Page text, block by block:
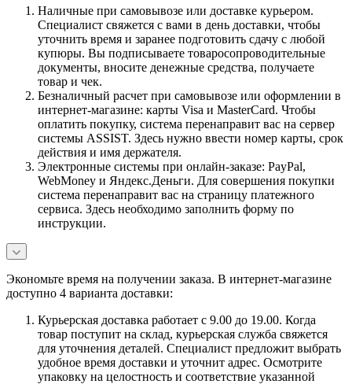
Наличные при самовывозе или доставке курьером.
Специалист свяжется с вами в день доставки, чтобы
уточнить время и заранее подготовить сдачу с любой
купюры. Вы подписываете товаросопроводительные
документы, вносите денежные средства, получаете
товар и чек.
Безналичный расчет при самовывозе или оформлении в
интернет-магазине: карты Visa и MasterCard. Чтобы
оплатить покупку, система перенаправит вас на сервер
системы ASSIST. Здесь нужно ввести номер карты, срок
действия и имя держателя.
Электронные системы при онлайн-заказе: PayPal,
WebMoney и Яндекс.Деньги. Для совершения покупки
система перенаправит вас на страницу платежного
сервиса. Здесь необходимо заполнить форму по
инструкции.
Экономьте время на получении заказа. В интернет-магазине
доступно 4 варианта доставки:
Курьерская доставка работает с 9.00 до 19.00. Когда
товар поступит на склад, курьерская служба свяжется
для уточнения деталей. Специалист предложит выбрать
удобное время доставки и уточнит адрес. Осмотрите
упаковку на целостность и соответствие указанной